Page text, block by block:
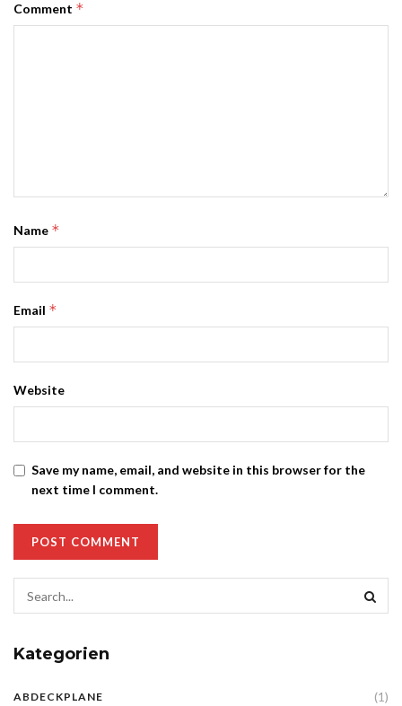
Comment *
Name *
Email *
Website
Save my name, email, and website in this browser for the
next time I comment.
Kategorien
ABDECKPLANE (1)